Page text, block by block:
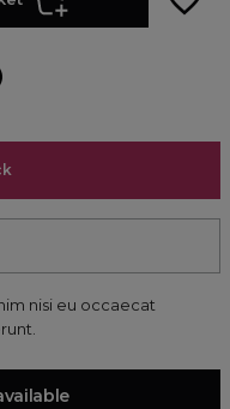
nisi eu occaecat